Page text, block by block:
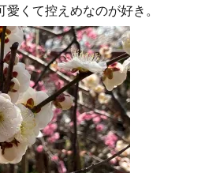
くて控えめなのが好き。